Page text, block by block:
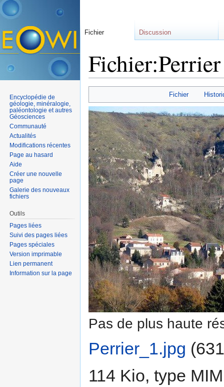
Fichier
Pas de plus haute
Perrier_1.jpg
114 Kio, type
Fichier Discussion
Encyclopédie de
géologie, minéralogie,
paléontologie et autres
Géosciences
Communauté
Actualités
Modifications récentes
Page au hasard
Aide
Créer une nouvelle
page
Galerie des nouveaux
fichiers
Outils
Pages liées
Suivi des pages liées
Pages spéciales
Version imprimable
Lien permanent
Information sur la page